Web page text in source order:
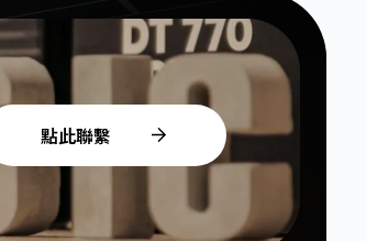
點此聯繫